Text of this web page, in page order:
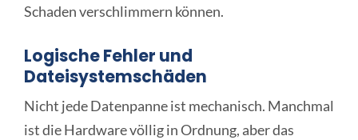
Schaden verschlimmern können.
Logische Fehler und
Dateisystemschäden
Nicht jede Datenpanne ist mechanisch. Manchmal
ist die Hardware völlig in Ordnung, aber das